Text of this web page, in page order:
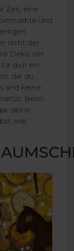
Zeit, eine
und
nicht der
Deko viel
dich ein
die du
sind keine
Beim
deine
wie